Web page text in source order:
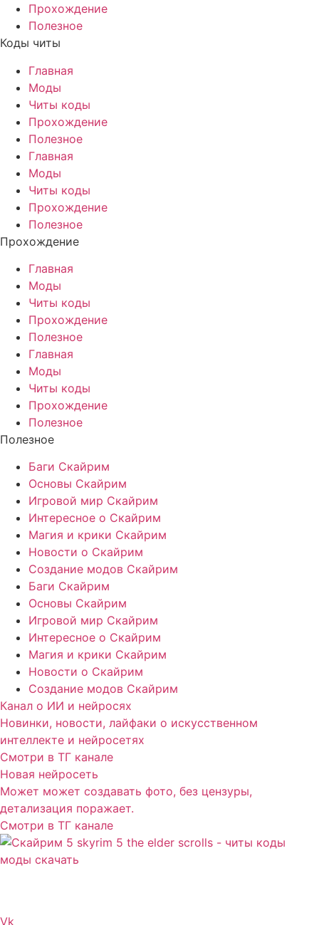
Прохождение
Полезное
Коды читы
Главная
Моды
Читы коды
Прохождение
Полезное
Главная
Моды
Читы коды
Прохождение
Полезное
Прохождение
Главная
Моды
Читы коды
Прохождение
Полезное
Главная
Моды
Читы коды
Прохождение
Полезное
Полезное
Баги Скайрим
Основы Скайрим
Игровой мир Скайрим
Интересное о Скайрим
Магия и крики Скайрим
Новости о Скайрим
Создание модов Скайрим
Баги Скайрим
Основы Скайрим
Игровой мир Скайрим
Интересное о Скайрим
Магия и крики Скайрим
Новости о Скайрим
Создание модов Скайрим
Канал о ИИ и нейросях
Новинки, новости, лайфаки о искусственном
интеллекте и нейросетях
Смотри в ТГ канале
Новая нейросеть
Может может создавать фото, без цензуры,
детализация поражает.
Смотри в ТГ канале
Vk